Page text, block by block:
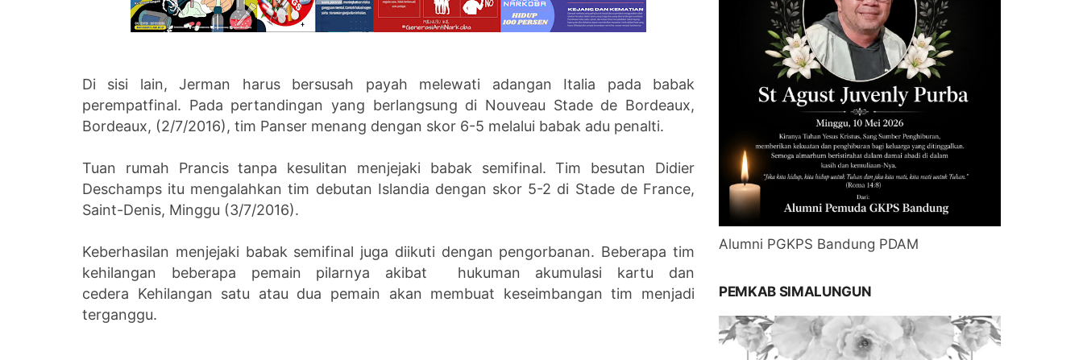
Di sisi lain, Jerman harus bersusah payah melewati adangan Italia pada babak
perempatfinal. Pada pertandingan yang berlangsung di Nouveau Stade de Bordeaux,
Bordeaux, (2/7/2016), tim Panser menang dengan skor 6-5 melalui babak adu penalti.
Tuan rumah Prancis tanpa kesulitan menjejaki babak semifinal. Tim besutan Didier
Deschamps itu mengalahkan tim debutan Islandia dengan skor 5-2 di Stade de France,
Saint-Denis, Minggu (3/7/2016).
Keberhasilan menjejaki babak semifinal juga diikuti dengan pengorbanan. Beberapa tim
kehilangan beberapa pemain pilarnya akibat hukuman akumulasi kartu dan
cedera Kehilangan satu atau dua pemain akan membuat keseimbangan tim menjadi
terganggu.
Alumni PGKPS Bandung PDAM
PEMKAB SIMALUNGUN